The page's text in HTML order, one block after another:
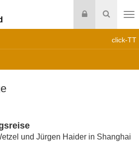
Suche
Login
click-TT
und Jürgen Haider in Shanghai